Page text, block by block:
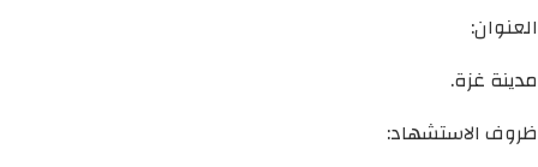
العنوان:
مدينة غزة.
ظروف الاستشهاد: